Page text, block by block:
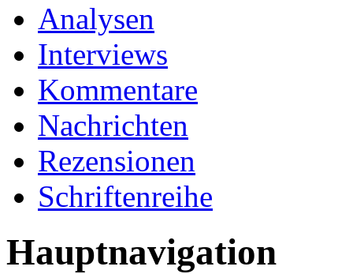
Analysen
Interviews
Kommentare
Nachrichten
Rezensionen
Schriftenreihe
Hauptnavigation